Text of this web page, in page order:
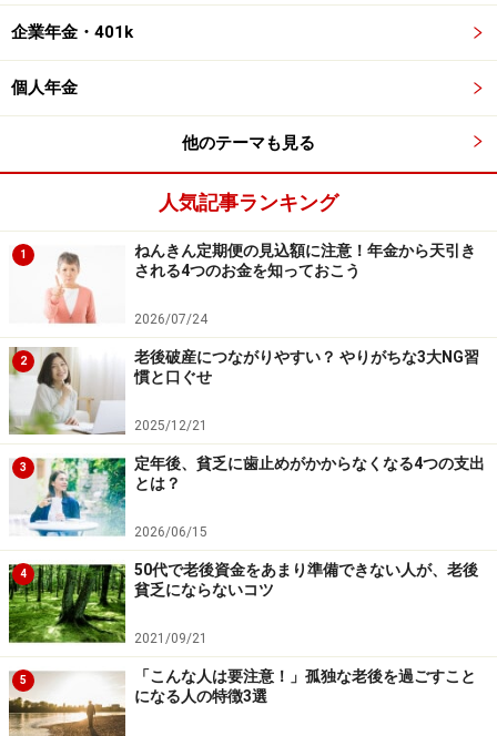
企業年金・401k
個人年金
他のテーマも見る
人気記事ランキング
1
ねんきん定期便の見込額に注意！年金から天引き
される4つのお金を知っておこう
2026/07/24
2
老後破産につながりやすい？ やりがちな3大NG習
慣と口ぐせ
2025/12/21
3
定年後、貧乏に歯止めがかからなくなる4つの支出
とは？
2026/06/15
4
50代で老後資金をあまり準備できない人が、老後
貧乏にならないコツ
2021/09/21
5
「こんな人は要注意！」孤独な老後を過ごすこと
になる人の特徴3選